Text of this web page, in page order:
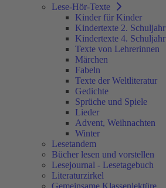
Lese-Hör-Texte
Kinder für Kinder
Kindertexte 2. Schuljahr
Kindertexte 4. Schuljahr
Texte von Lehrerinnen
Märchen
Fabeln
Texte der Weltliteratur
Gedichte
Sprüche und Spiele
Lieder
Advent, Weihnachten
Winter
Lesetandem
Bücher lesen und vorstellen
Lesejournal - Lesetagebuch
Literaturzirkel
Gemeinsame Klassenlektüre